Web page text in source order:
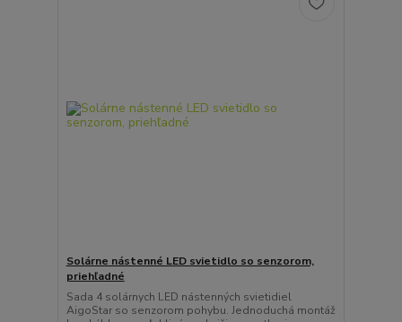
Solárne nástenné LED svietidlo so senzorom,
priehľadné
Sada 4 solárnych LED nástenných svietidiel
AigoStar so senzorom pohybu. Jednoduchá montáž